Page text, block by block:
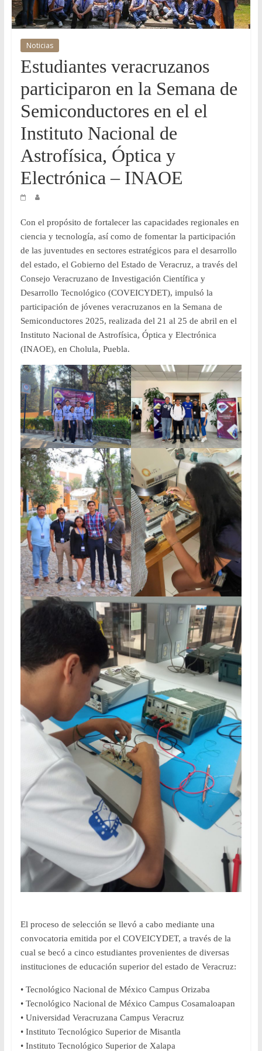
y
Desarrollo
Tecnológico
COVEICYDET
Noticias
Estudiantes veracruzanos
participaron en la Semana de
Semiconductores en el el
Instituto Nacional de
Astrofísica, Óptica y
Electrónica – INAOE
Con el propósito de fortalecer las capacidades regionales en
ciencia y tecnología, así como de fomentar la participación
de las juventudes en sectores estratégicos para el desarrollo
del estado, el Gobierno del Estado de Veracruz, a través del
Consejo Veracruzano de Investigación Científica y
Desarrollo Tecnológico (COVEICYDET), impulsó la
participación de jóvenes veracruzanos en la Semana de
Semiconductores 2025, realizada del 21 al 25 de abril en el
Instituto Nacional de Astrofísica, Óptica y Electrónica
(INAOE), en Cholula, Puebla.
El proceso de selección se llevó a cabo mediante una
convocatoria emitida por el COVEICYDET, a través de la
cual se becó a cinco estudiantes provenientes de diversas
instituciones de educación superior del estado de Veracruz:
• Tecnológico Nacional de México Campus Orizaba
• Tecnológico Nacional de México Campus Cosamaloapan
• Universidad Veracruzana Campus Veracruz
• Instituto Tecnológico Superior de Misantla
• Instituto Tecnológico Superior de Xalapa